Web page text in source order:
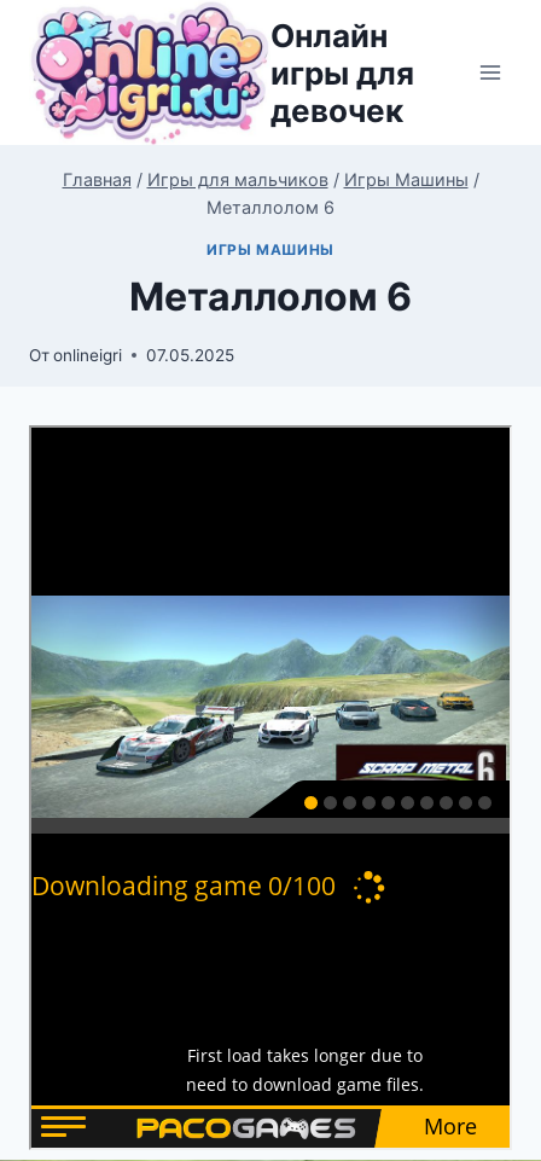
Перейти
содержимому
Онлайн
игры для
девочек
Главная / Игры для мальчиков / Игры Машины /
Металлолом 6
ИГРЫ МАШИНЫ
Металлолом 6
Отonlineigri 07.05.2025